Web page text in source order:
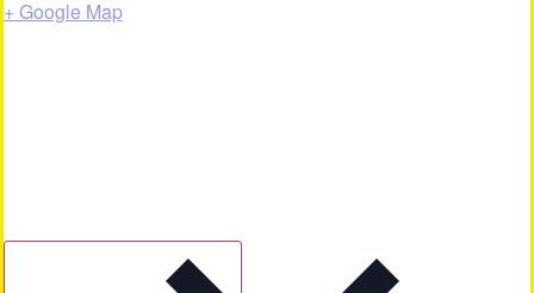
+ Google Map